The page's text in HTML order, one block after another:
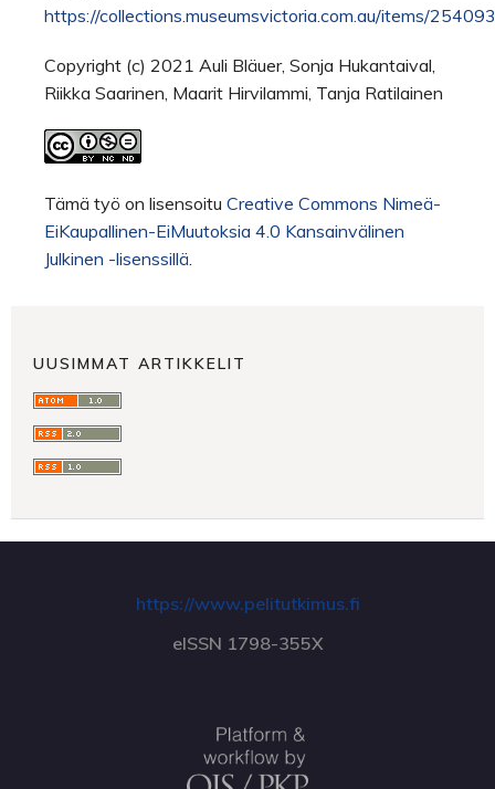
https://collections.museumsvictoria.com.au/items/
Copyright (c) 2021 Auli Bläuer, Sonja Hukantaival,
Riikka Saarinen, Maarit Hirvilammi, Tanja Ratilainen
Tämä työ on lisensoituCreative Commons Nimeä-
EiKaupallinen-EiMuutoksia 4.0 Kansainvälinen
Julkinen -lisenssillä
UUSIMMAT ARTIKKELIT
https://www.pelitutkimus.fi
eISSN 1798-355X